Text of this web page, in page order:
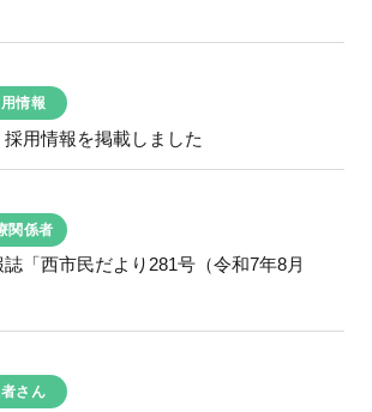
情報
用情報を掲載しました
関係者
「西市民だより281号（令和7年8月
さん